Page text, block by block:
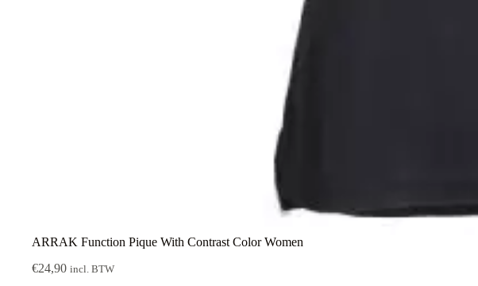
ARRAK Function Pique With Contrast Color Women
€24,90 incl. BTW